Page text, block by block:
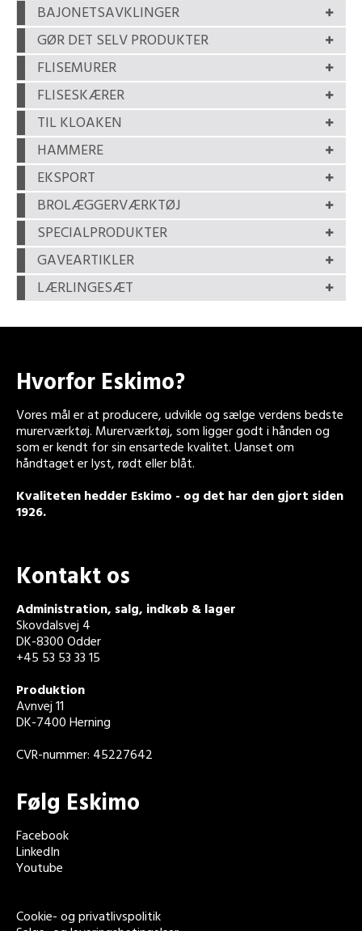
BAJONETSAVKLINGER
GØR DET SELV PRODUKTER
FLISEMURER
FLISESKÆRER
TIL KLOAKEN
HAMMERE
EKSPORT
BROLÆGGERVÆRKTØJ
SPECIALPRODUKTER
GAVEARTIKLER
LÆRLINGESÆT
Hvorfor Eskimo?
Vores mål er at producere, udvikle og sælge verdens bedste
murerværktøj. Murerværktøj, som ligger godt i hånden og
som er kendt for sin ensartede kvalitet. Uanset om
håndtaget er lyst, rødt eller blåt.
Kvaliteten hedder Eskimo - og det har den gjort siden
1926.
Kontakt os
Administration, salg, indkøb & lager
Skovdalsvej 4
DK-8300 Odder
+45 53 53 33 15
Produktion
Avnvej 11
DK-7400 Herning
CVR-nummer: 45227642
Følg Eskimo
Facebook
LinkedIn
Youtube
Cookie- og privatlivspolitik